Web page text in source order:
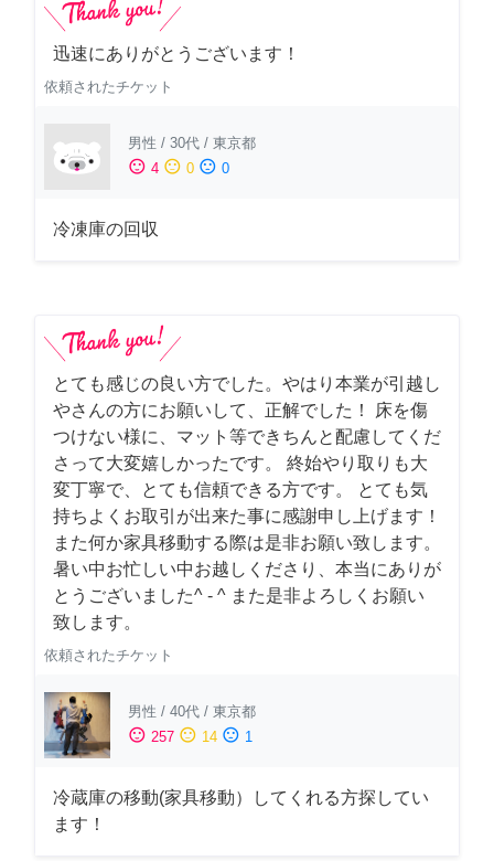
迅速にありがとうございます！
依頼されたチケット
男性 / 30代 / 東京都
sentiment_satisfied 4 sentiment_neutral 0 sentiment_dissatisfied 0
冷凍庫の回収
とても感じの良い方でした。やはり本業が引越し
やさんの方にお願いして、正解でした！ 床を傷
つけない様に、マット等できちんと配慮してくだ
さって大変嬉しかったです。 終始やり取りも大
変丁寧で、とても信頼できる方です。 とても気
持ちよくお取引が出来た事に感謝申し上げます！
また何か家具移動する際は是非お願い致します。
暑い中お忙しい中お越しくださり、本当にありが
とうございました^ - ^ また是非よろしくお願い
致します。
依頼されたチケット
男性 / 40代 / 東京都
sentiment_satisfied 257 sentiment_neutral 14 sentiment_dissatisfied 1
冷蔵庫の移動(家具移動）してくれる方探してい
ます！